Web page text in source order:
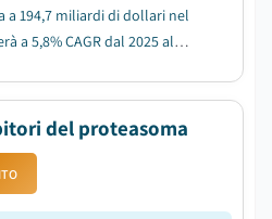
a 194,7 miliardi di dollari nel
a 5,8% CAGR dal 2025 al
del proteasoma